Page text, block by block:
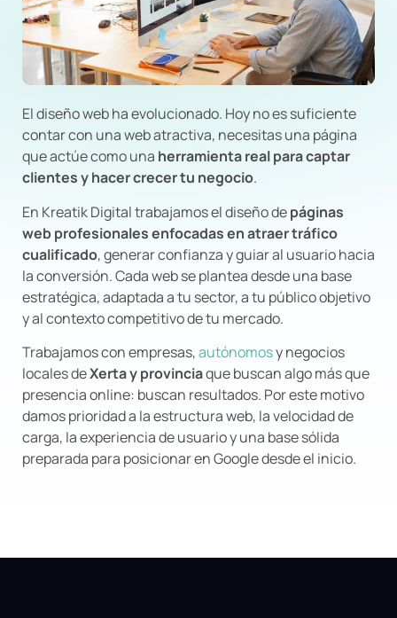
El diseño web ha evolucionado. Hoy no es suficiente
contar con una web atractiva, necesitas una página
que actúe como una herramienta real para captar
clientes y hacer crecer tu negocio.
En Kreatik Digital trabajamos el diseño depáginas
web profesionales enfocadas en atraer tráfico
cualificado, generar confianza y guiar al usuario hacia
la conversión. Cada web se plantea desde una base
estratégica, adaptada a tu sector, a tu público objetivo
y al contexto competitivo de tu mercado.
Trabajamos con empresas,autónomosy negocios
locales deXerta y provinciaque buscan algo más que
presencia online: buscan resultados. Por este motivo
damos prioridad a la estructura web, la velocidad de
carga, la experiencia de usuario y una base sólida
preparada para posicionar en Google desde el inicio.